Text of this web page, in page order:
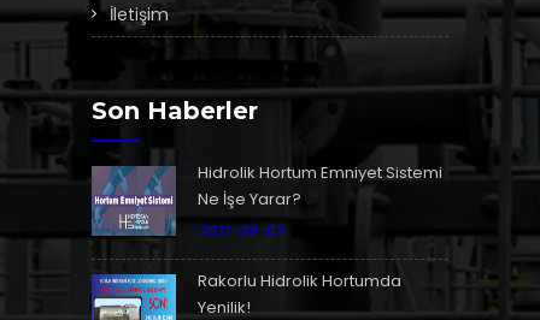
İletişim
Son Haberler
Hidrolik Hortum Emniyet Sistemi
Ne İşe Yarar?
2021-09-03
Rakorlu Hidrolik Hortumda
Yenilik!